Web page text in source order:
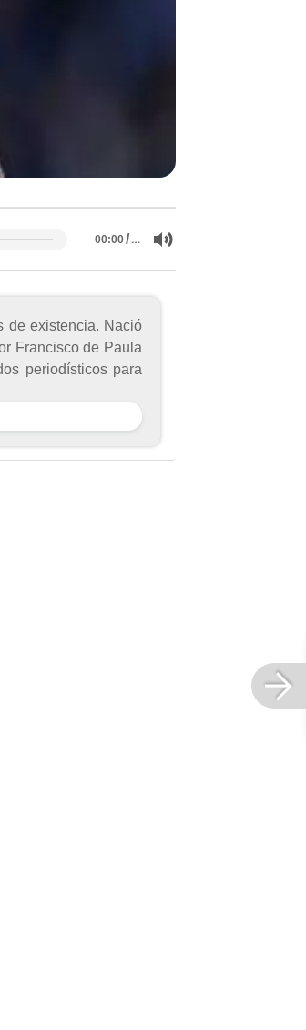
00:00/…
de existencia. Nació
Francisco de Paula
periodísticos para